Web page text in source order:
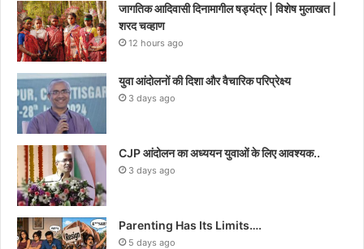
जागतिक आदिवासी दिनामागील षड्यंत्र | विशेष मुलाखत |
शरद चव्हाण
12 hours ago
युवा आंदोलनों की दिशा और वैचारिक परिप्रेक्ष्य
3 days ago
CJP आंदोलन का अध्ययन युवाओं के लिए आवश्यक..
3 days ago
Parenting Has Its Limits….
5 days ago